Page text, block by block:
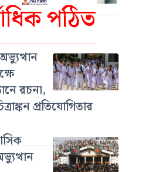
পঠিত
রচনা,
প্রতিযোগিতার